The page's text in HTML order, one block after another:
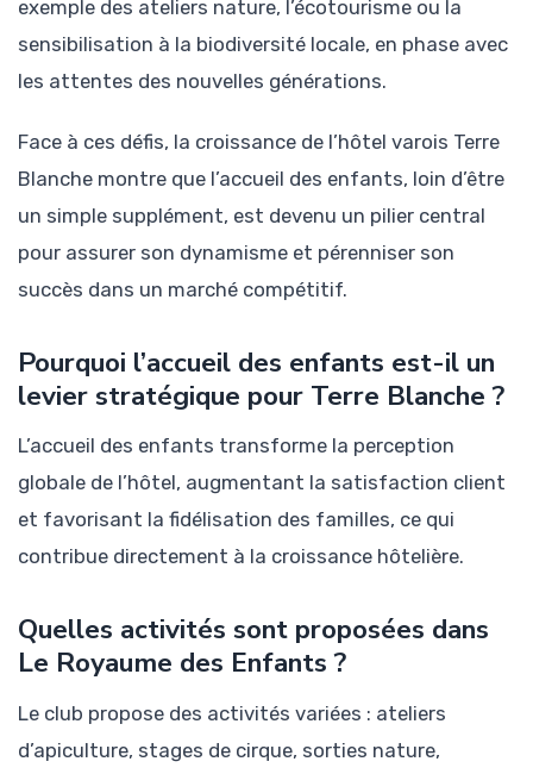
exemple des ateliers nature, l’écotourisme ou la
sensibilisation à la biodiversité locale, en phase avec
les attentes des nouvelles générations.
Face à ces défis, la croissance de l’hôtel varois Terre
Blanche montre que l’accueil des enfants, loin d’être
un simple supplément, est devenu un pilier central
pour assurer son dynamisme et pérenniser son
succès dans un marché compétitif.
Pourquoi l’accueil des enfants est-il un
levier stratégique pour Terre Blanche ?
L’accueil des enfants transforme la perception
globale de l’hôtel, augmentant la satisfaction client
et favorisant la fidélisation des familles, ce qui
contribue directement à la croissance hôtelière.
Quelles activités sont proposées dans
Le Royaume des Enfants ?
Le club propose des activités variées : ateliers
d’apiculture, stages de cirque, sorties nature,